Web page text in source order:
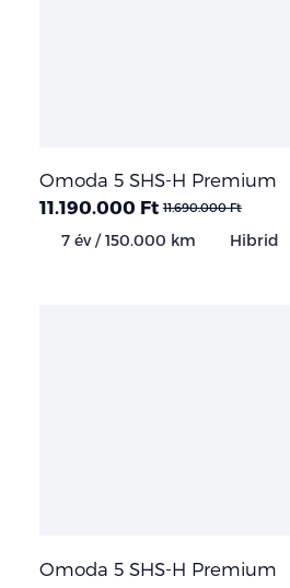
Omoda 5 SHS-H Premium
11.190.000 Ft 11.690.000 Ft
7 év / 150.000 km Hibrid
Omoda 5 SHS-H Premium